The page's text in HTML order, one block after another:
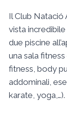
Il Club Natació
vista
due piscine
una sala
fitness, body
addominali,
karate, yoga,…).